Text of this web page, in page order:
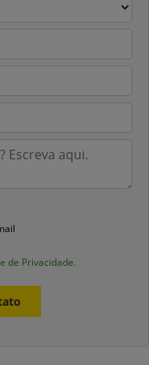
de Privacidade.